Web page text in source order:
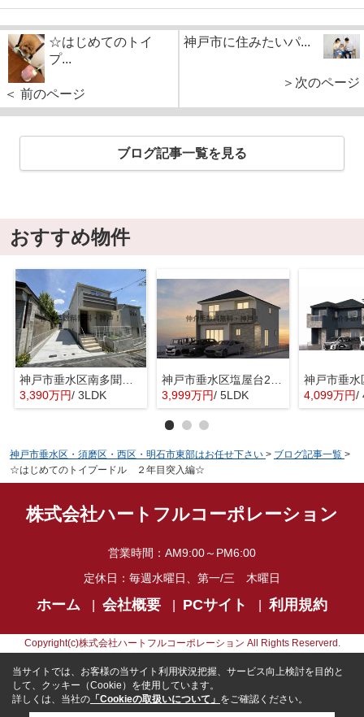
☆はじめてのトイ
プ...
＜ 前のページ
神戸市に住みたいパ...
＞次のページ
ブログ記事一覧を見る
おすすめ物件
3,390万円/ 3LDK
3,999万円/ 5LDK 4,099万円/
神戸市垂水区・須磨区・西区・明石市東部はお任せ下さい > ブログ記事一覧 >
☆はじめてのトイプードル ２年目突入編☆
株式会社ハートフルコーポレーション
営業時間： AM9:00～PM6:00
定休日： 毎週水曜日、第一/三 木曜日
ホーム 会社概要 PCサイト 利用規約
Copyright(c)株式会社ハートフルコーポレーション All Rights Reserverd.
当サイトでは、お客様の当サイト利用状況把握、サービス向上検討を目的と
して、クッキー（Cookie）を使用しています。
詳しくは、当社の 「Cookieの取扱いについて」 をご確認ください。